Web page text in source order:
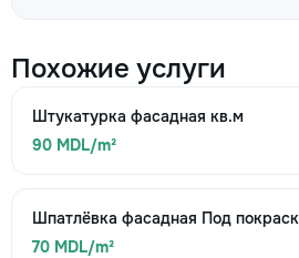
Похожие услуги
Штукатурка фасадная кв.м
90 MDL/m²
Шпатлёвка фасадная Под
70 MDL/m²